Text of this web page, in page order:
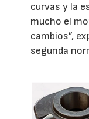
curvas y la
mucho el
cambios”,
segunda